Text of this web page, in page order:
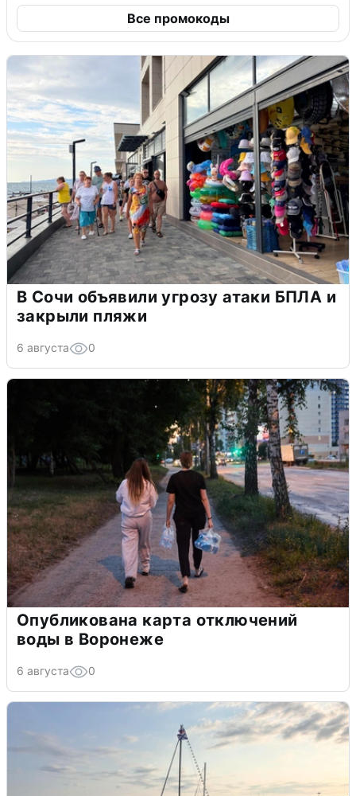
Все промокоды
В Сочи объявили угрозу атаки БПЛА и
закрыли пляжи
6 августа 0
Опубликована карта отключений
воды в Воронеже
6 августа 0